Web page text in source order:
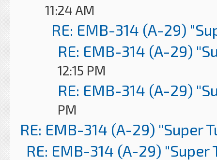
11:24 AM
RE: EMB-314 (A-29)
RE: EMB-314 (A-29)
12:15 PM
RE: EMB-314 (A-29)
PM
RE: EMB-314 (A-29) "Super
RE: EMB-314 (A-29) "Super